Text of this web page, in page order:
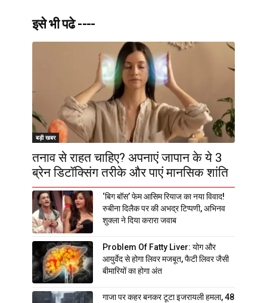
इसे भी पढे ----
बड़ी खबर
तनाव से राहत चाहिए? अपनाएं जापान के ये 3
ब्रेन डिटॉक्सिंग तरीके और पाएं मानसिक शांति
‘बिग बॉस’ फेम आसिम रियाज का नया विवाद!
रुबीना दिलैक पर की अभद्र टिप्पणी, अभिनव
शुक्ला ने दिया करारा जवाब
Problem Of Fatty Liver: योग और
आयुर्वेद से होगा लिवर मजबूत, फैटी लिवर जैसी
बीमारियों का होगा अंत
गाजा पर कहर बनकर टूटा इजरायली हमला, 48